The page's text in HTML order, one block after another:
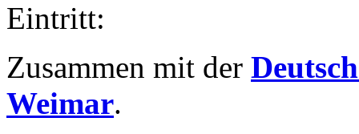
Eintritt:
Zusammen mit der
Weimar.